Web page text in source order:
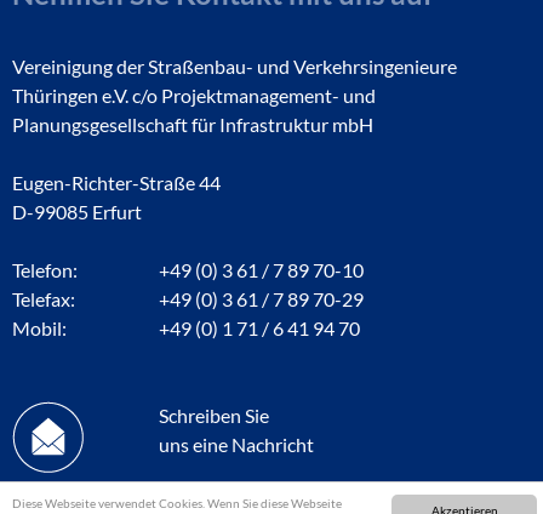
Akzeptieren
Diese Webseite verwendet Cookies. Wenn Sie diese Webseite
Vereinigung der Straßenbau- und Verkehrsingenieure
Thüringen e.V. c/o Projektmanagement- und
Planungsgesellschaft für Infrastruktur mbH
Eugen-Richter-Straße 44
D-99085 Erfurt
Telefon:
+49 (0) 3 61 / 7 89 70-10
Telefax:
+49 (0) 3 61 / 7 89 70-29
Mobil:
+49 (0) 1 71 / 6 41 94 70
Schreiben Sie
uns eine Nachricht